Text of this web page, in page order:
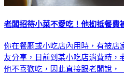
老闆招待小菜不愛吃！他抝抵餐費
你在餐廳或小吃店內用時，有被店
友分享，日前到某小吃店消費時，
他不喜歡吃，因此直接跟老闆說，